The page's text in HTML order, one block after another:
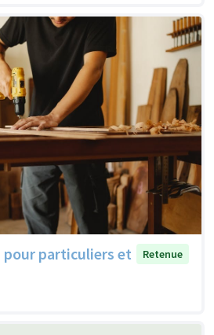
particuliers et
Retenue